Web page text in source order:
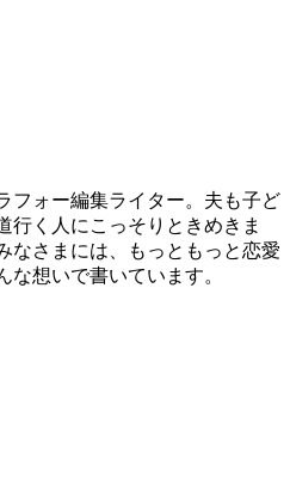
フォー編集ライター。夫も子ど
行く人にこっそりときめきま
なさまには、もっともっと恋愛
な想いで書いています。